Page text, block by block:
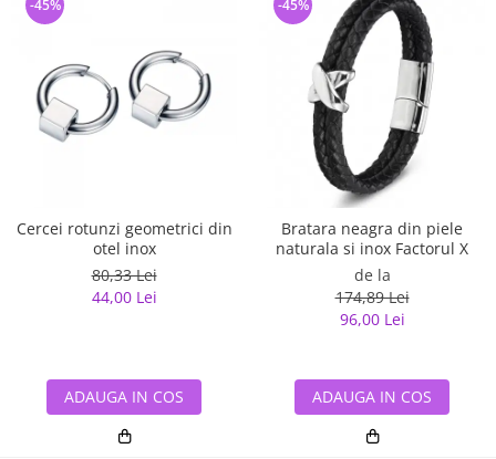
Cercei rotunzi geometrici din
otel inox
80,33 Lei
44,00 Lei
-45%
ADAUGA IN COS
Bratara neagra din piele
naturala si inox Factorul X
de la
174,89 Lei
96,00 Lei
-45%
ADAUGA IN COS